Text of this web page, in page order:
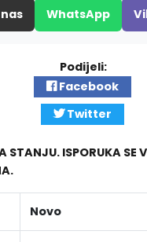
WhatsApp
Podijeli:
Facebook
Twitter
STANJU. ISPORUKA SE
Novo